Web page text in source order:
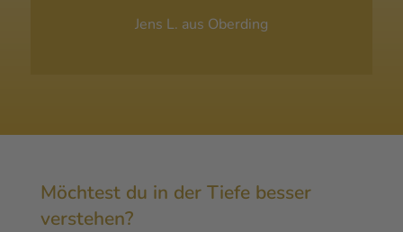
Jens L. aus Oberding
Möchtest du in der Tiefe besser
verstehen?